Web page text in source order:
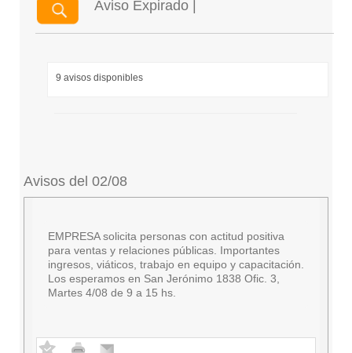
Aviso Expirado |
9 avisos disponibles
Avisos del 02/08
EMPRESA solicita personas con actitud positiva
para ventas y relaciones públicas. Importantes
ingresos, viáticos, trabajo en equipo y capacitación.
Los esperamos en San Jerónimo 1838 Ofic. 3,
Martes 4/08 de 9 a 15 hs.